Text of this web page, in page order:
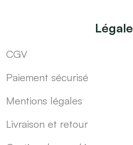
Légale
CGV
Paiement sécurisé
Mentions légales
Livraison et retour